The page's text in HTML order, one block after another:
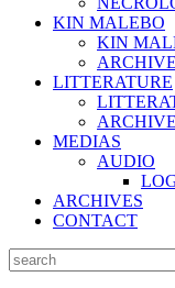
KIN MALEBO
KIN
LITTERATURE
MEDIAS
AUDIO
ARCHIVES
CONTACT